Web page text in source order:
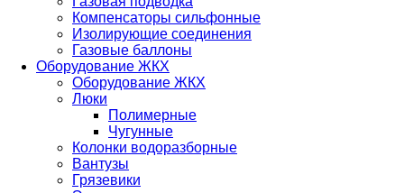
Компенсаторы сильфонные
Изолирующие соединения
Газовые баллоны
Оборудование ЖКХ
Оборудование ЖКХ
Люки
Полимерные
Чугунные
Колонки водоразборные
Вантузы
Грязевики